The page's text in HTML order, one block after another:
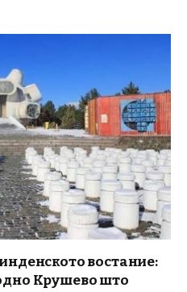
востание:
Крушево што